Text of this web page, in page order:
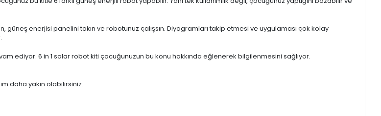
güneş enerjisi panelini takın ve robotunuz çalışsın. Diyagramları takip etmesi ve uygulaması çok kolay
ediyor. 6 in 1 solar robot kiti çocuğunuzun bu konu hakkında eğlenerek bilgilenmesini sağlıyor.
daha yakın olabilirsiniz.